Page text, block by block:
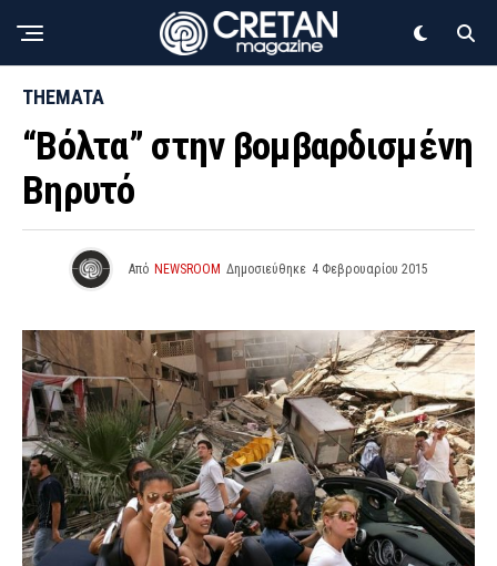
THEMATA
“Βόλτα” στην βομβαρδισμένη
Βηρυτό
Από NEWSROOM Δημοσιεύθηκε 4 Φεβρουαρίου 2015